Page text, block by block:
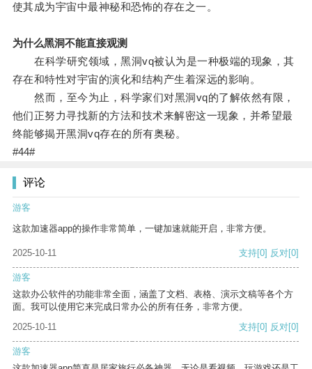
使其成为宇宙中最神秘和恐怖的存在之一。
为什么黑洞不能直接观测
在科学研究领域，黑洞vq被认为是一种极端的现象，其
存在和特性对宇宙的演化和结构产生着深远的影响。
然而，至今为止，科学家们对黑洞vq的了解依然有限，
他们正努力寻找新的方法和技术来解密这一现象，并希望最
终能够揭开黑洞vq存在的所有奥秘。
#44#
评论
游客
这款加速器app的操作非常简单，一键加速就能开启，非常方便。
2025-10-11 支持[0] 反对[0]
游客
这款办公软件的功能非常全面，涵盖了文档、表格、演示文稿等各个方
面。我可以使用它来完成日常办公的所有任务，非常方便。
2025-10-11
支持[0] 反对[0]
游客